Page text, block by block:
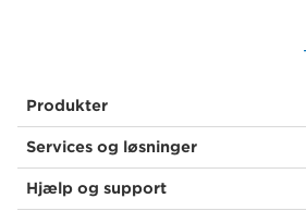
Produkter
Services og løsninger
Hjælp og support